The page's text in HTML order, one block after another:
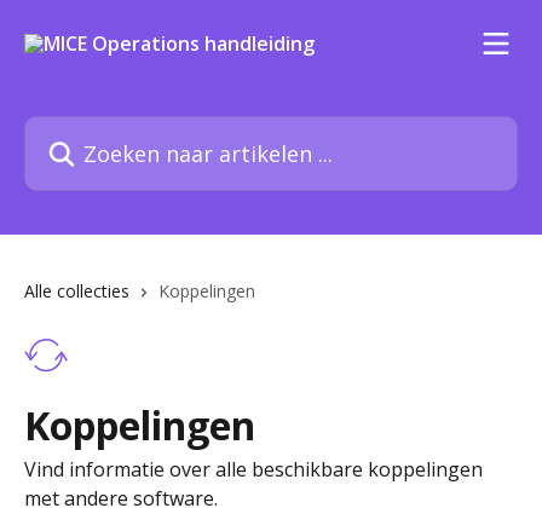
Zoeken naar artikelen ...
Alle collecties Koppelingen
Koppelingen
Vind informatie over alle beschikbare koppelingen
met andere software.